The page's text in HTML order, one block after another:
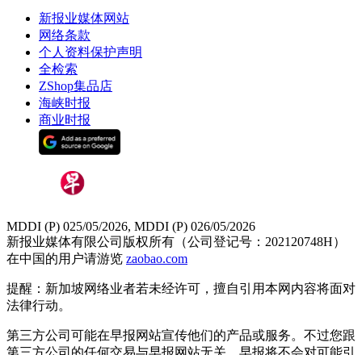
新报业媒体网站
网络条款
个人资料保护声明
全检索
ZShop集品店
海峡时报
商业时报
MDDI (P) 025/05/2026, MDDI (P) 026/05/2026
新报业媒体有限公司版权所有（公司登记号：202120748H）
在中国的用户请游览 zaobao.com
提醒：新加坡网络业者若未经许可，擅自引用本网内容将面对
法律行动。
第三方公司可能在早报网站宣传他们的产品或服务。不过您跟
第三方公司的任何交易与早报网站无关，早报将不会对可能引